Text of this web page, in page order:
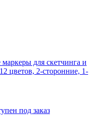
для скетчинга и
цветов, 2-сторонние, 1-
под заказ